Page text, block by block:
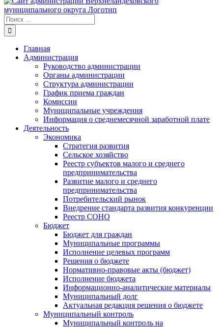
Результат
поиска:
Главная
Администрация
Руководство администрации
Органы администрации
Структура администрации
График приема граждан
Комиссии
Муниципальные учреждения
Информация о среднемесячной заработной плате
Деятельность
Экономика
Стратегия развития
Сельское хозяйство
Реестр субъектов малого и среднего
предпринимательства
Развитие малого и среднего
предпринимательства
Потребительский рынок
Внедрение стандарта развития конкуренции
Реестр СОНО
Бюджет
Бюджет для граждан
Муниципальные программы
Исполнение целевых программ
Решения о бюджете
Нормативно-правовые акты (бюджет)
Исполнение бюджета
Информационно-аналитические материалы
Муниципальный долг
Актуальная редакция решения о бюджете
Муниципальный контроль
Муниципальный контроль на